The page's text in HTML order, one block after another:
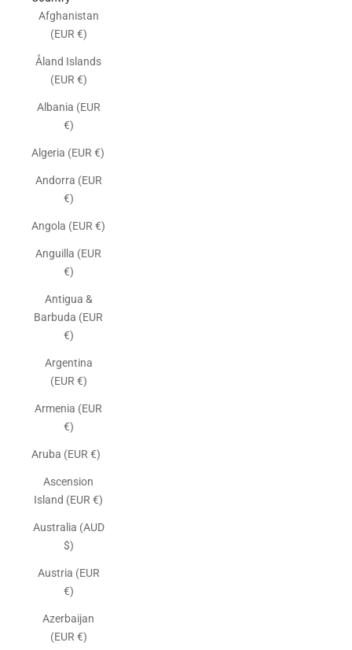
Afghanistan
(EUR €)
Åland Islands
(EUR €)
Albania (EUR
€)
Algeria (EUR €)
Andorra (EUR
€)
Angola (EUR €)
Anguilla (EUR
€)
Antigua &
Barbuda (EUR
€)
Argentina
(EUR €)
Armenia (EUR
€)
Aruba (EUR €)
Ascension
Island (EUR €)
Australia (AUD
$)
Austria (EUR
€)
Azerbaijan
(EUR €)